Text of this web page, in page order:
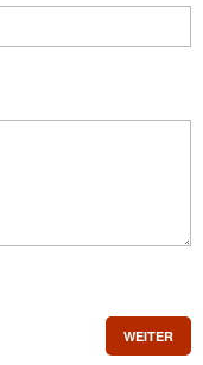
WEITER